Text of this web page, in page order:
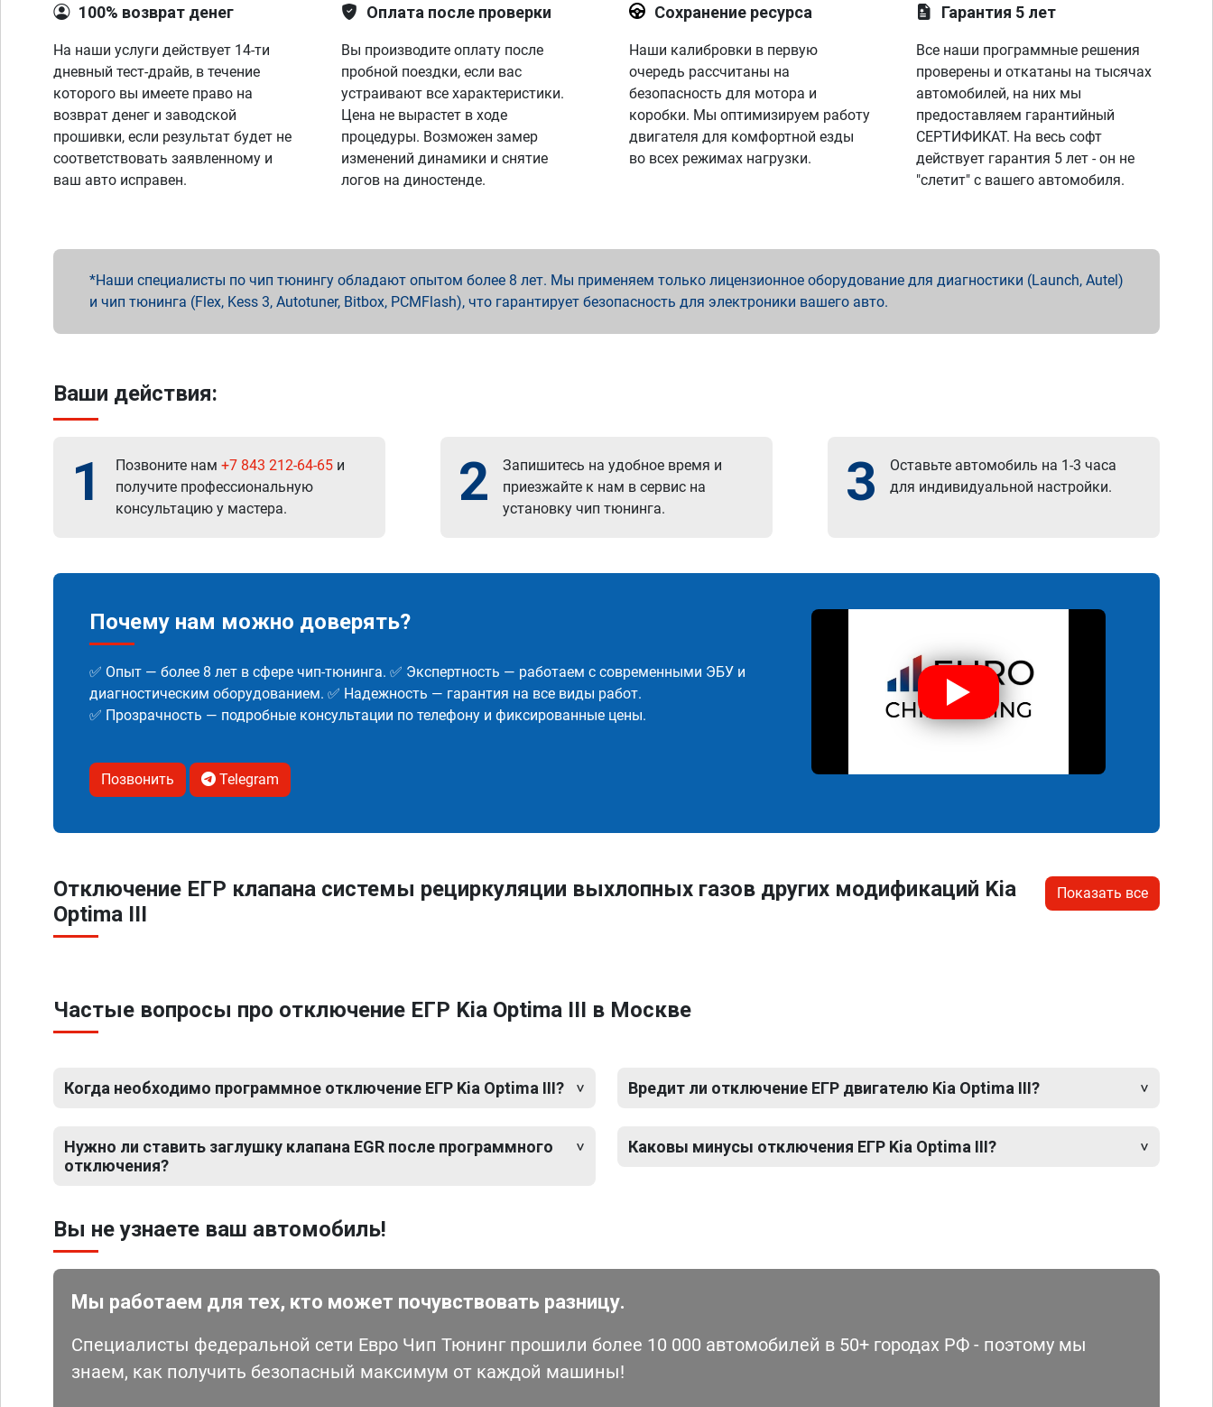
100% возврат денег
На наши услуги действует 14-ти
дневный тест-драйв, в течение
которого вы имеете право на
возврат денег и заводской
прошивки, если результат будет не
соответствовать заявленному и
ваш авто исправен.
Оплата после проверки
Вы производите оплату после
пробной поездки, если вас
устраивают все характеристики.
Цена не вырастет в ходе
процедуры. Возможен замер
изменений динамики и снятие
логов на диностенде.
Сохранение ресурса
Наши калибровки в первую
очередь рассчитаны на
безопасность для мотора и
коробки. Мы оптимизируем работу
двигателя для комфортной езды
во всех режимах нагрузки.
Гарантия 5 лет
Все наши программные решения
проверены и откатаны на тысячах
автомобилей, на них мы
предоставляем гарантийный
СЕРТИФИКАТ. На весь софт
действует гарантия 5 лет - он не
"слетит" с вашего автомобиля.
Наши специалисты по чип тюнингу обладают опытом более 8 лет. Мы применяем только лицензионное оборудование для диагностики (Launch, Autel)
и чип тюнинга (Flex, Kess 3, Autotuner, Bitbox, PCMFlash), что гарантирует безопасность для электроники вашего авто.
Ваши действия:
1 Позвоните нам +7 843 212-64-65 и
получите профессиональную
консультацию у мастера.
2
Запишитесь на удобное время и
приезжайте к нам в сервис на
установку чип тюнинга.
3
Оставьте автомобиль на 1-3 часа
для индивидуальной настройки.
Почему нам можно доверять?
✅ Опыт — более 8 лет в сфере чип-тюнинга. ✅ Экспертность — работаем с современными ЭБУ и
диагностическим оборудованием. ✅ Надежность — гарантия на все виды работ.
✅ Прозрачность — подробные консультации по телефону и фиксированные цены.
Позвонить Telegram
Отключение ЕГР клапана системы рециркуляции выхлопных газов других модификаций Kia
Optima III
Показать все
Частые вопросы про отключение ЕГР Kia Optima III в Москве
Когда необходимо программное отключение ЕГР Kia Optima III?
Нужно ли ставить заглушку клапана EGR после программного
отключения?
Вредит ли отключение ЕГР двигателю Kia Optima III?
Каковы минусы отключения ЕГР Kia Optima III?
Вы не узнаете ваш автомобиль!
Мы работаем для тех, кто может почувствовать разницу.
Специалисты федеральной сети Евро Чип Тюнинг прошили более 10 000 автомобилей в 50+ городах РФ - поэтому мы
знаем, как получить безопасный максимум от каждой машины!